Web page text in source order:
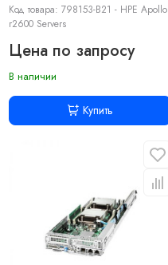
Код товара: 798153-B21 - HPE Apollo
r2600 Servers
Цена по запросу
В наличии
Купить